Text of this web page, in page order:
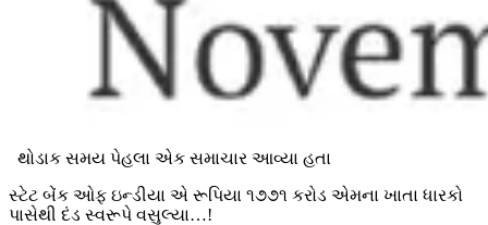
થોડાક સમય પેહલા એક સમાચાર આવ્યા હતા
સ્ટેટ બેંક ઓફ ઇન્ડીયા એ રૂપિયા ૧૭૭૧ કરોડ એમના ખાતા ધારકો
પાસેથી દંડ સ્વરૂપે વસુલ્યા…!